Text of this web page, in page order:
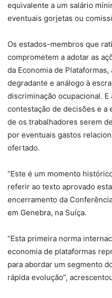
equivalente a um salário
eventuais gorjetas ou
Os estados-membros que
comprometem a adotar as
da Economia de
degradante e análogo à
discriminação ocupacional.
contestação de decisões e a
de os trabalhadores serem
por eventuais gastos
ofertado.
“Este é um momento
referir ao texto aprovado
encerramento da
em Genebra, na Suíça.
“Esta primeira norma
economia de plataformas
para abordar um segmento
rápida evolução”,